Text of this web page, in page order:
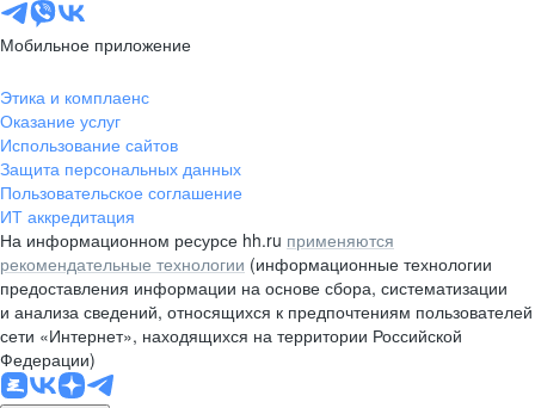
Мобильное приложение
Этика и комплаенс
Оказание услуг
Использование сайтов
Защита персональных данных
Пользовательское соглашение
ИТ аккредитация
На информационном ресурсе hh.ru применяются
рекомендательные технологии (информационные технологии
предоставления информации на основе сбора, систематизации
и анализа сведений, относящихся к предпочтениям пользователей
сети «Интернет», находящихся на территории Российской
Федерации)